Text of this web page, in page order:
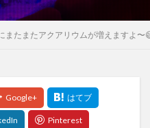
またまたアクアリウムが増えますよ〜